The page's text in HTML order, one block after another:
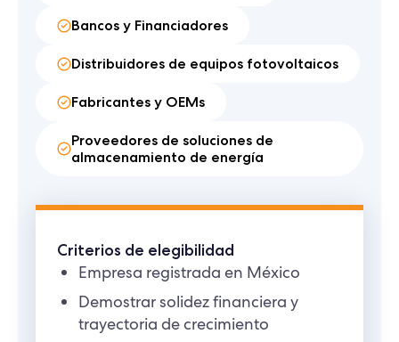
Bancos y Financiadores
Distribuidores de equipos fotovoltaicos
Fabricantes y OEMs
Proveedores de soluciones de
almacenamiento de energía
Criterios de elegibilidad
Empresa registrada en México
Demostrar solidez financiera y
trayectoria de crecimiento